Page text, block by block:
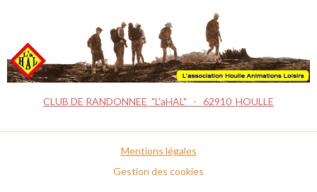
CLUB DE RANDONNEE "L'aHAL" - 62910 HOULLE
Mentions légales
Gestion des cookies